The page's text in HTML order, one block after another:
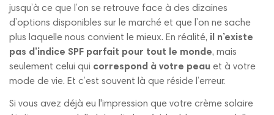
jusqu’à ce que l’on se retrouve face à des dizaines
d’options disponibles sur le marché et que l’on ne sache
plus laquelle nous convient le mieux. En réalité, il n’existe
pas d’indice SPF parfait pour tout le monde, mais
seulement celui qui correspond à votre peau et à votre
mode de vie. Et c’est souvent là que réside l’erreur.
Si vous avez déjà eu l'impression que votre crème solaire